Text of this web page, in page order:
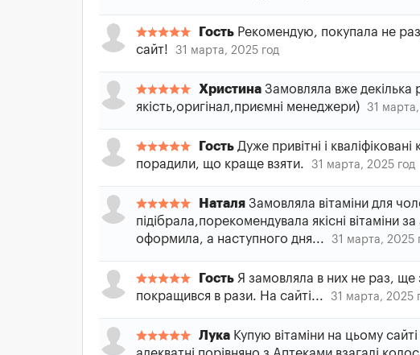
Гость Рекомендую, покупала не
сайт!
31 марта, 2025 год
Христина Замовляла вже декілька
якість,оригінал,приємні менеджери)
31
Гость Дуже привітні і
порадили, що краще взяти.
31 марта, 2025 год
Наталя Замовляла вітаміни для
підібрала,порекомендувала якісні вітаміни
оформила, а наступного дня...
31 марта, 2025
Гость Я замовляла в них не раз, ще
покращився в рази. На сайті...
31 марта, 2025
Лука Купую вітаміни на цьому